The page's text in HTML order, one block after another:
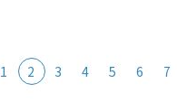
1 2 3 4 5 6 7